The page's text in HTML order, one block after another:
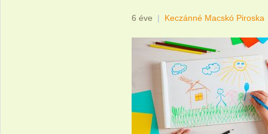
6 éve | Keczánné Macskó Piroska